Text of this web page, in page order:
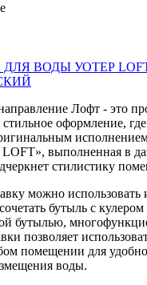
ВОДЫ УОТЕР
Лофт - это
оформление,
выполненная в
стилистику
можно использовать
бутыль с кулером
бутылью,
позволяет
помещении для
воды.